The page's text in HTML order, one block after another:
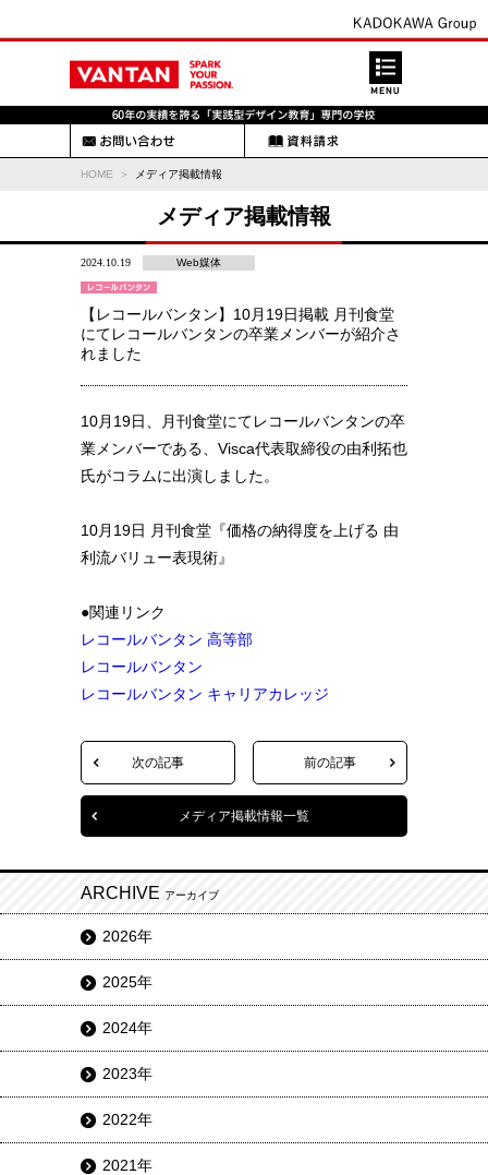
HOME メディア掲載情報
メディア掲載情報
2024.10.19 Web媒体
【レコールバンタン】10月19日掲載 月刊食堂
にてレコールバンタンの卒業メンバーが紹介さ
れました
10月19日、月刊食堂にてレコールバンタンの卒
業メンバーである、Visca代表取締役の由利拓也
氏がコラムに出演しました。
10月19日 月刊食堂『価格の納得度を上げる 由
利流バリュー表現術』
●関連リンク
レコールバンタン 高等部
レコールバンタン
レコールバンタン キャリアカレッジ
次の記事 前の記事
メディア掲載情報一覧
ARCHIVE アーカイブ
2026年
2025年
2024年
2023年
2022年
2021年